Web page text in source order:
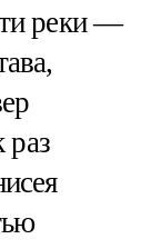
реки —
раз